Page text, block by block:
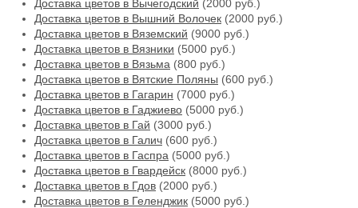
Доставка цветов в Вычегодский (2000 руб.)
Доставка цветов в Вышний Волочек (2000 руб.)
Доставка цветов в Вяземский (9000 руб.)
Доставка цветов в Вязники (5000 руб.)
Доставка цветов в Вязьма (800 руб.)
Доставка цветов в Вятские Поляны (600 руб.)
Доставка цветов в Гагарин (7000 руб.)
Доставка цветов в Гаджиево (5000 руб.)
Доставка цветов в Гай (3000 руб.)
Доставка цветов в Галич (600 руб.)
Доставка цветов в Гаспра (5000 руб.)
Доставка цветов в Гвардейск (8000 руб.)
Доставка цветов в Гдов (2000 руб.)
Доставка цветов в Геленджик (5000 руб.)